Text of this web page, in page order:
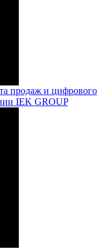
продаж и цифрового
IEK GROUP